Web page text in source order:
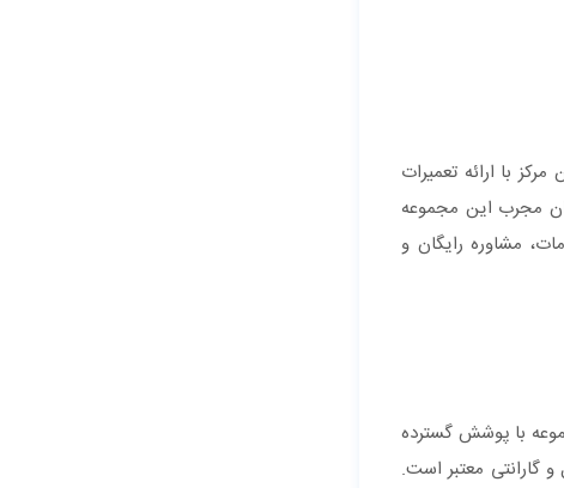
با ارائه تعمیرات
مجرب این مجموعه
مشاوره رایگان و
با پوشش گسترده
گارانتی معتبر است.